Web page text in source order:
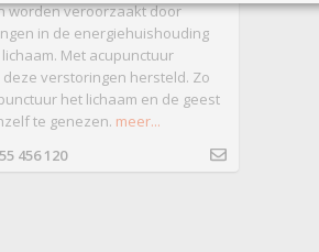
worden veroorzaakt door
in de energiehuishouding
Met acupunctuur
verstoringen hersteld. Zo
het lichaam en de geest
te genezen. meer...
456 120